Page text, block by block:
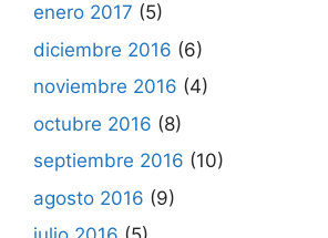
enero 2017 (5)
diciembre 2016 (6)
noviembre 2016 (4)
octubre 2016 (8)
septiembre 2016 (10)
agosto 2016 (9)